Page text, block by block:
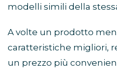
modelli simili della
A volte un prodotto
caratteristiche migliori,
un prezzo più